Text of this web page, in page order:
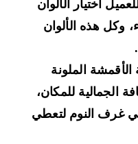
اختيار الألوان
هذه الألوان
الملونة
للمكان،
النوم لتعطي